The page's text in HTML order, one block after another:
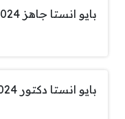
بايو انستا جاهز 2024
بايو انستا دكتور 2024